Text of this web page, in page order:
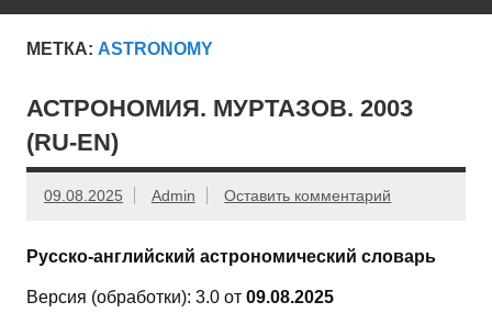
МЕТКА: ASTRONOMY
АСТРОНОМИЯ. МУРТАЗОВ. 2003
(RU-EN)
09.08.2025 Admin Оставить комментарий
Русско-английский астрономический словарь
Версия (обработки): 3.0 от 09.08.2025